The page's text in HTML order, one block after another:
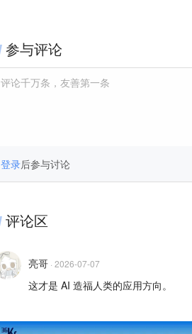
参与评论
评论千万条，友善第一条
登录后参与讨论
评论区
亮哥 · 2026-07-07
这才是 AI 造福人类的应用方向。